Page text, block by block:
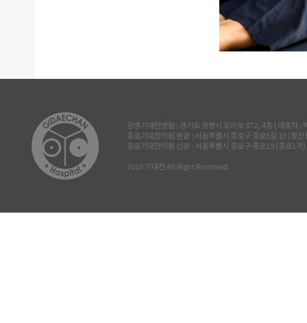
광명기대찬병원 : 경기도 광명시 오리로 872, 4층 | 대표
종로기대찬의원 본관 : 서울특별시 종로구 종로5길 13 (청
종로기대찬의원 신관 : 서울특별시 종로구 종로19 (종로1
2019 기대찬 All Right Reserved.